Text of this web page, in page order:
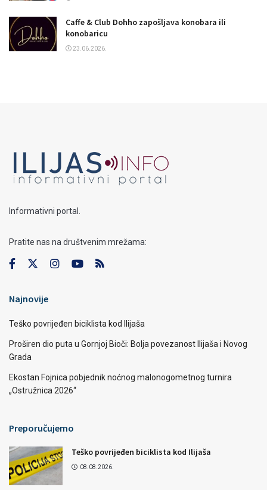
Caffe & Club Dohho zapošljava konobara ili
konobaricu
23.06.2026.
Informativni portal.
Pratite nas na društvenim mrežama:
Najnovije
Teško povrijeđen biciklista kod Ilijaša
Proširen dio puta u Gornjoj Bioči: Bolja povezanost Ilijaša i Novog
Grada
Ekostan Fojnica pobjednik noćnog malonogometnog turnira
„Ostružnica 2026“
Preporučujemo
Teško povrijeđen biciklista kod Ilijaša
08.08.2026.